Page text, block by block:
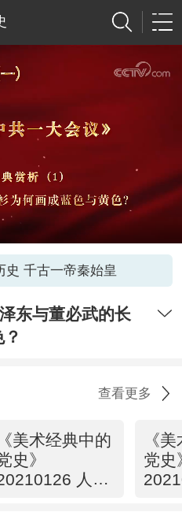
史 千古一帝秦始皇
东与董必武的长
查看更多
《美术经典中的
史》
人民
《
党史